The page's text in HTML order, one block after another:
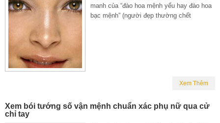
manh của “đào hoa mệnh yểu hay đào hoa
bạc mệnh” (người đẹp thường chết
Xem Thêm
Xem bói tướng số vận mệnh chuẩn xác phụ nữ qua cử
chỉ tay